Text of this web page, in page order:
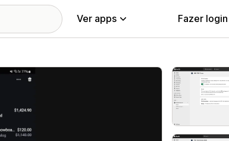
Ver apps Fazer login